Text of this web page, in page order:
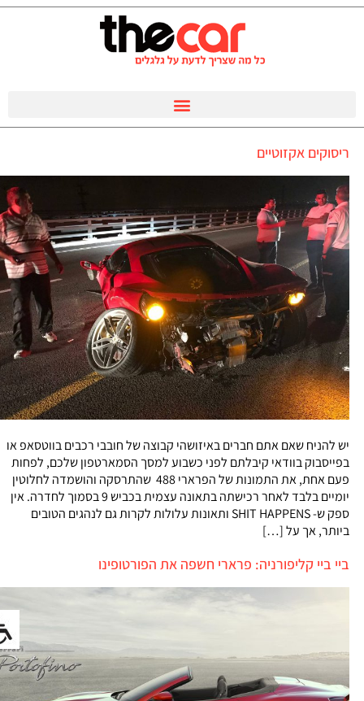
ריסוקים אקזוטיים
יש להניח שאם אתם חברים באיזושהי קבוצה של חובבי רכבים בווטסאפ או
בפייסבוק בוודאי קיבלתם לפני כשבוע למסך הסמארטפון שלכם, לפחות
פעם אחת, את התמונות של הפרארי 488 שהתרסקה והושמדה לחלוטין
יומיים בלבד לאחר רכישתה בתאונה עצמית בכביש 9 בסמוך לחדרה. אין
ספק ש- SHIT HAPPENS ותאונות עלולות לקרות גם לנהגים הטובים
ביותר, אך על […]
ביי ביי קליפורניה: פרארי חשפה את הפורטופינו